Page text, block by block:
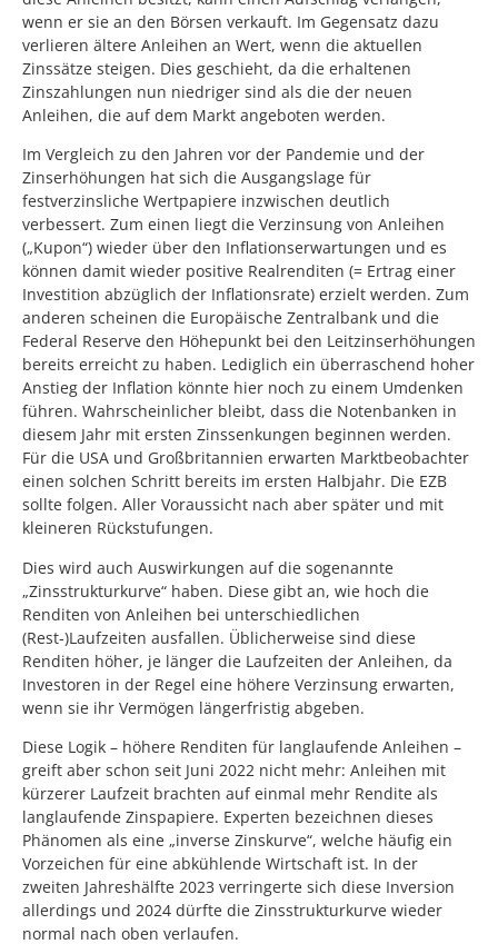
wenn er sie an den Börsen verkauft. Im Gegensatz dazu
verlieren ältere Anleihen an Wert, wenn die aktuellen
Zinssätze steigen. Dies geschieht, da die erhaltenen
Zinszahlungen nun niedriger sind als die der neuen
Anleihen, die auf dem Markt angeboten werden.
Im Vergleich zu den Jahren vor der Pandemie und der
Zinserhöhungen hat sich die Ausgangslage für
festverzinsliche Wertpapiere inzwischen deutlich
verbessert. Zum einen liegt die Verzinsung von Anleihen
(„Kupon“) wieder über den Inflationserwartungen und es
können damit wieder positive Realrenditen (= Ertrag einer
Investition abzüglich der Inflationsrate) erzielt werden. Zum
anderen scheinen die Europäische Zentralbank und die
Federal Reserve den Höhepunkt bei den Leitzinserhöhungen
bereits erreicht zu haben. Lediglich ein überraschend hoher
Anstieg der Inflation könnte hier noch zu einem Umdenken
führen. Wahrscheinlicher bleibt, dass die Notenbanken in
diesem Jahr mit ersten Zinssenkungen beginnen werden.
Für die USA und Großbritannien erwarten Marktbeobachter
einen solchen Schritt bereits im ersten Halbjahr. Die EZB
sollte folgen. Aller Voraussicht nach aber später und mit
kleineren Rückstufungen.
Dies wird auch Auswirkungen auf die sogenannte
„Zinsstrukturkurve“ haben. Diese gibt an, wie hoch die
Renditen von Anleihen bei unterschiedlichen
(Rest-)Laufzeiten ausfallen. Üblicherweise sind diese
Renditen höher, je länger die Laufzeiten der Anleihen, da
Investoren in der Regel eine höhere Verzinsung erwarten,
wenn sie ihr Vermögen längerfristig abgeben.
Diese Logik – höhere Renditen für langlaufende Anleihen –
greift aber schon seit Juni 2022 nicht mehr: Anleihen mit
kürzerer Laufzeit brachten auf einmal mehr Rendite als
langlaufende Zinspapiere. Experten bezeichnen dieses
Phänomen als eine „inverse Zinskurve“, welche häufig ein
Vorzeichen für eine abkühlende Wirtschaft ist. In der
zweiten Jahreshälfte 2023 verringerte sich diese Inversion
allerdings und 2024 dürfte die Zinsstrukturkurve wieder
normal nach oben verlaufen.